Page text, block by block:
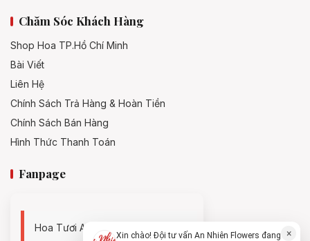
Chăm Sóc Khách Hàng
Shop Hoa TP.Hồ Chí Minh
Bài Viết
Liên Hệ
Chính Sách Trả Hàng & Hoàn Tiền
Chính Sách Bán Hàng
Hình Thức Thanh Toán
Fanpage
Hoa Tươi An Nhiên - 0938494119 ×
Xin chào! Đội tư vấn An Nhiên Flowers đang